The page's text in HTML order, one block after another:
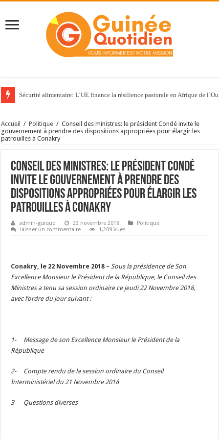
Sécurité alimentaire: L’UE finance la résilience pastorale en Afrique de
Crise à la Fifa : l’UEFA poursuit sa fronde contre Infantino et boycotte
Accueil / Politique / Conseil des ministres: le président Condé invite le
gouvernement à prendre des dispositions appropriées pour élargir les
patrouilles à Conakry
Conseil des ministres: le président Condé
invite le gouvernement à prendre des
dispositions appropriées pour élargir les
patrouilles à Conakry
admin-guiquo 23 novembre 2018
Politique
laisser un commentaire
1,209 Vues
Conakry, le 22 Novembre 2018 – Sous la présidence de Son
Excellence Monsieur le Président de la République, le Conseil des
Ministres a tenu sa session ordinaire ce jeudi 22 Novembre 2018,
avec l’ordre du jour suivant :
1- Message de son Excellence Monsieur le Président de la
République
2- Compte rendu de la session ordinaire du Conseil
Interministériel du 21 Novembre 2018
3- Questions diverses